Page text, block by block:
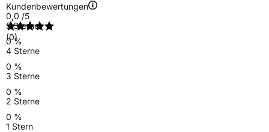
Kundenbewertungen
0,0 /5
(0)
5 Sterne
0 %
4 Sterne
0 %
3 Sterne
0 %
2 Sterne
0 %
1 Stern